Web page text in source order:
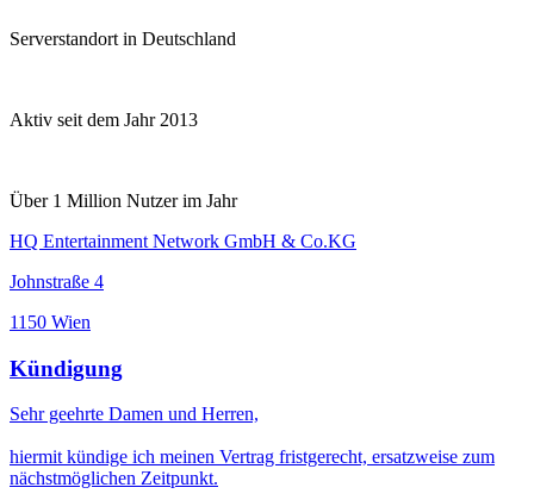
Serverstandort in Deutschland
Aktiv seit dem Jahr 2013
Über 1 Million Nutzer im Jahr
HQ Entertainment Network GmbH & Co.KG
Johnstraße 4
1150 Wien
Kündigung
Sehr geehrte Damen und Herren,
hiermit kündige ich meinen Vertrag fristgerecht, ersatzweise zum
nächstmöglichen Zeitpunkt.